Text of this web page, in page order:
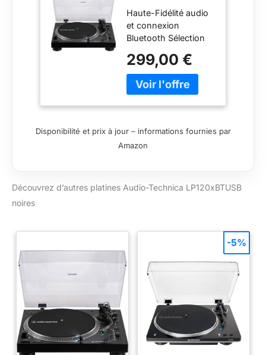
Entraînement
Direct (Bluetooth
& USB) Noir
Haute-Fidélité audio
et connexion
Bluetooth Sélection
ou 78 tr/min
Connexion directe à
une enceinte et tout
Bluetooth, ou par
câbles RCA à un
Lumière cible
conversion CA/CC
en dehors du
châssis, réduisant le
bruit dans la chaîne
du signal audio
299,00 €
Disponibilité et prix à jour – informations fournies par
Amazon
Découvrez d’autres platines Audio-Technica LP120xBTUSB
noires
-5%